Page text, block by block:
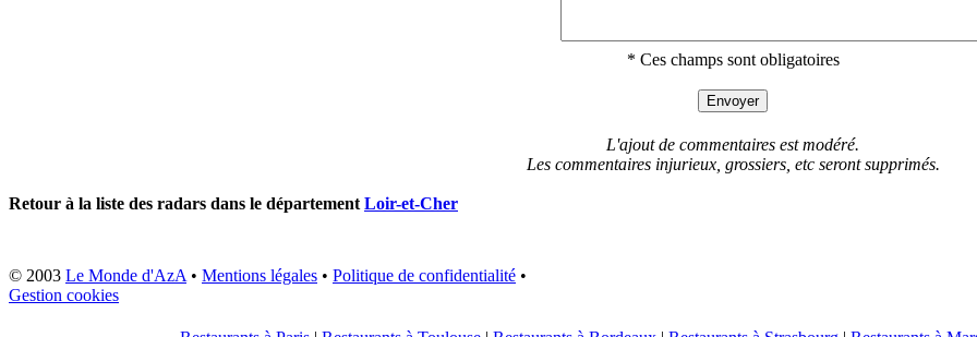
* Ces champs sont obligatoires
L'ajout de commentaires est modéré.
Les commentaires injurieux, grossiers, etc seront supprimés.
Retour à la liste des radars dans le département Loir-et-Cher
© 2003 Le Monde d'AzA • Mentions légales • Politique de confidentialité •
Gestion cookies